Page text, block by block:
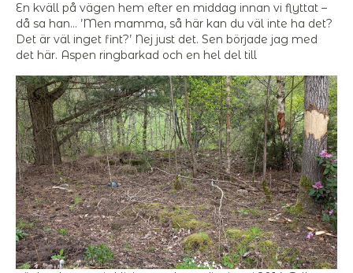
En kväll på vägen hem efter en middag innan vi flyttat –
då sa han… ’Men mamma, så här kan du väl inte ha det?
Det är väl inget fint?’ Nej just det. Sen började jag med
det här. Aspen ringbarkad och en hel del till